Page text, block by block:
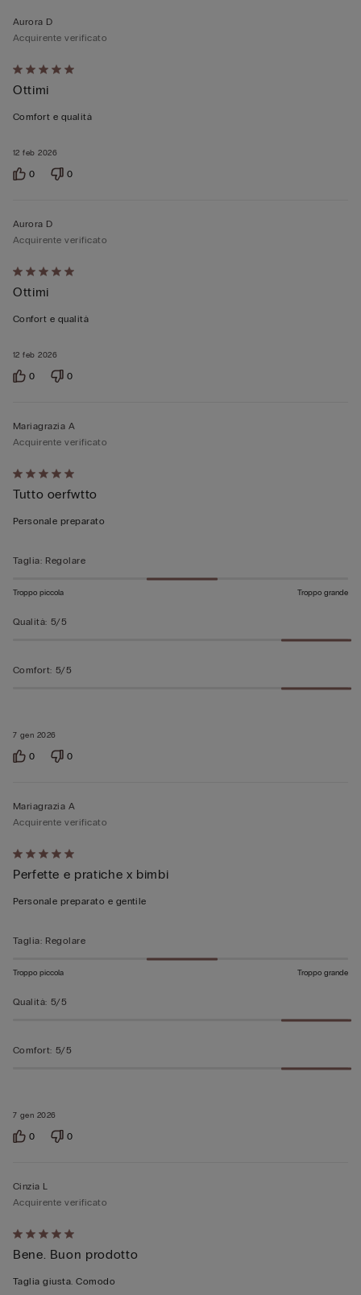
Valutato
5
su
12 feb 2026
Aurora D
Acquirente verificato
Ottimi
Comfort e qualità
0 0
Valutato
5
su
12 feb 2026
Aurora D
Acquirente verificato
Ottimi
Confort e qualità
0 0
Valutato
5
su
7 gen 2026
Mariagrazia A
Acquirente verificato
Tutto oerfwtto
Personale preparato
Taglia: Regolare
Troppo piccola Troppo grande
Qualità: 5/5
Comfort: 5/5
0 0
Valutato
5
su
7 gen 2026
Mariagrazia A
Acquirente verificato
Perfette e pratiche x bimbi
Personale preparato e gentile
Taglia: Regolare
Troppo piccola Troppo grande
Qualità: 5/5
Comfort: 5/5
0 0
Valutato
5
su
Cinzia L
Acquirente verificato
Bene. Buon prodotto
Taglia giusta. Comodo